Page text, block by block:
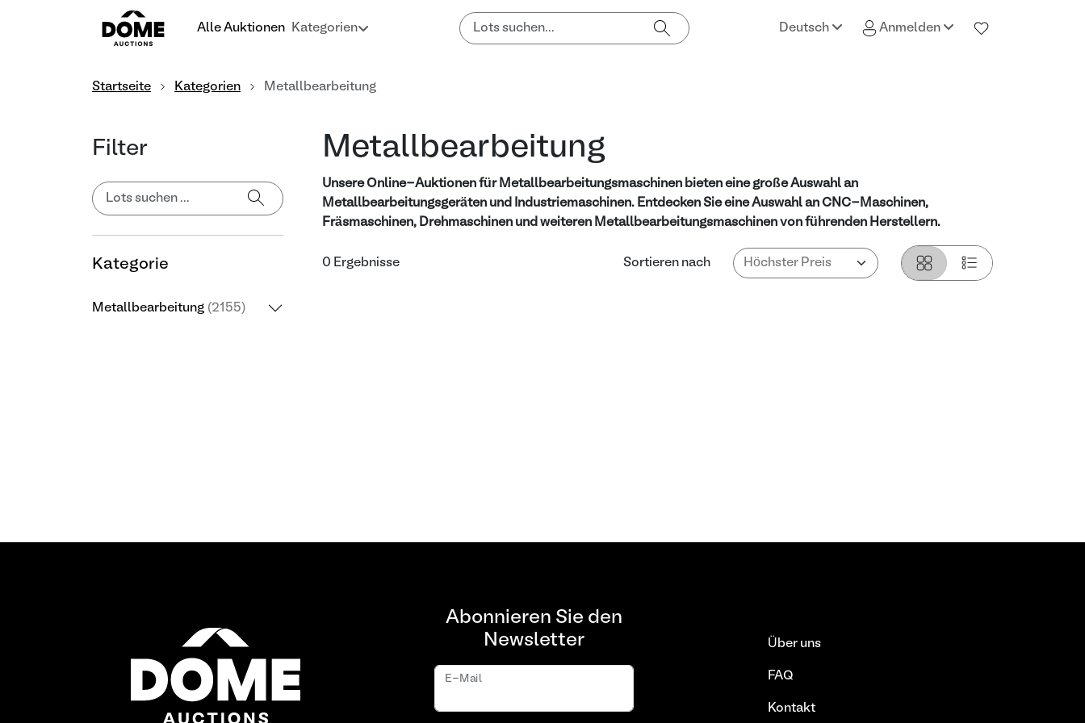
Alle Auktionen Kategorien Deutsch Anmelden
Startseite Kategorien Metallbearbeitung
Filter
Kategorie
Metallbearbeitung (2155)
Metallbearbeitung
Unsere Online-Auktionen für Metallbearbeitungsmaschinen bieten eine große Auswahl an
Metallbearbeitungsgeräten und Industriemaschinen. Entdecken Sie eine Auswahl an CNC-Maschinen,
Fräsmaschinen, Drehmaschinen und weiteren Metallbearbeitungsmaschinen von führenden Herstellern.
0 Ergebnisse Sortieren nach
Abonnieren Sie den
Newsletter
E-Mail
Über uns
FAQ
Kontakt